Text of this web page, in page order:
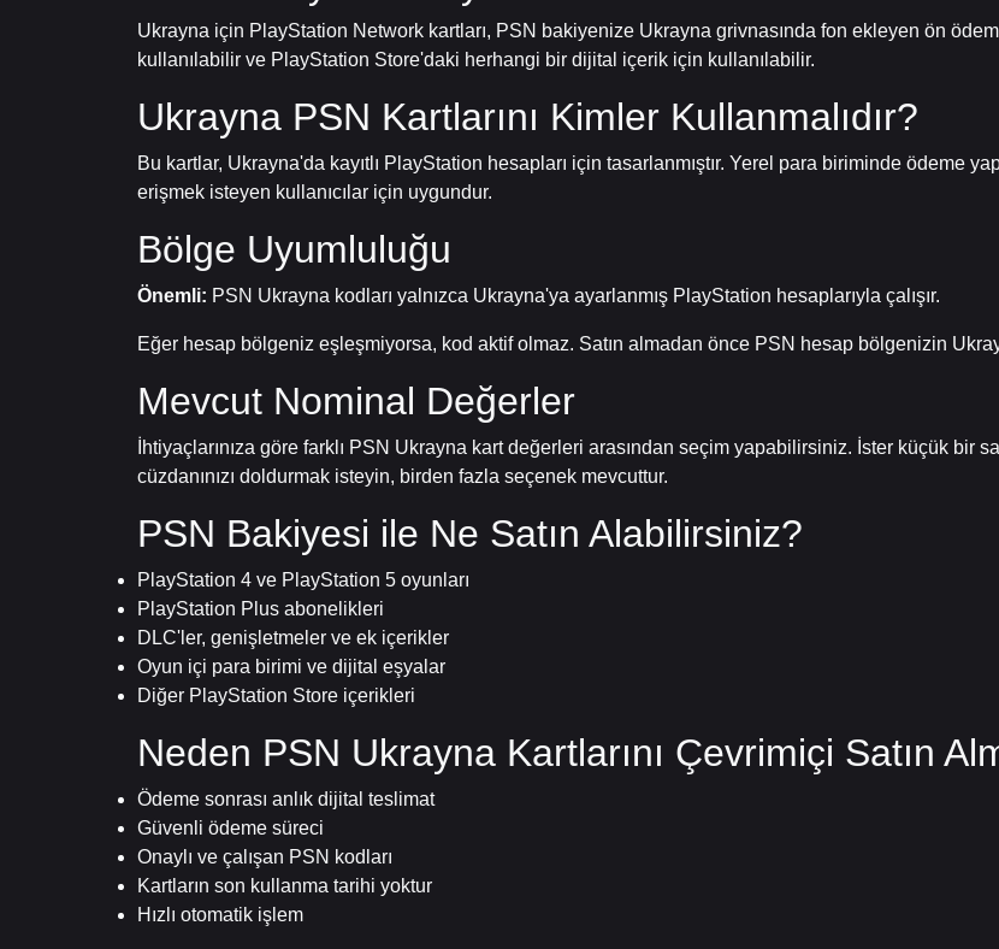
Ukrayna için PlayStation Network kartları, PSN bakiyenize Ukrayna grivnasında fon ekleyen ön
kullanılabilir ve PlayStation Store'daki herhangi bir dijital içerik için kullanılabilir.
Ukrayna PSN Kartlarını Kimler Kullanmalıdır?
Bu kartlar, Ukrayna'da kayıtlı PlayStation hesapları için tasarlanmıştır. Yerel para biriminde ödeme
erişmek isteyen kullanıcılar için uygundur.
Bölge Uyumluluğu
Önemli: PSN Ukrayna kodları yalnızca Ukrayna'ya ayarlanmış PlayStation hesaplarıyla çalışır.
Eğer hesap bölgeniz eşleşmiyorsa, kod aktif olmaz. Satın almadan önce PSN hesap bölgenizin
Mevcut Nominal Değerler
İhtiyaçlarınıza göre farklı PSN Ukrayna kart değerleri arasından seçim yapabilirsiniz. İster küçük bir
cüzdanınızı doldurmak isteyin, birden fazla seçenek mevcuttur.
PSN Bakiyesi ile Ne Satın Alabilirsiniz?
PlayStation 4 ve PlayStation 5 oyunları
PlayStation Plus abonelikleri
DLC'ler, genişletmeler ve ek içerikler
Oyun içi para birimi ve dijital eşyalar
Diğer PlayStation Store içerikleri
Neden PSN Ukrayna Kartlarını Çevrimiçi Satın
Ödeme sonrası anlık dijital teslimat
Güvenli ödeme süreci
Onaylı ve çalışan PSN kodları
Kartların son kullanma tarihi yoktur
Hızlı otomatik işlem